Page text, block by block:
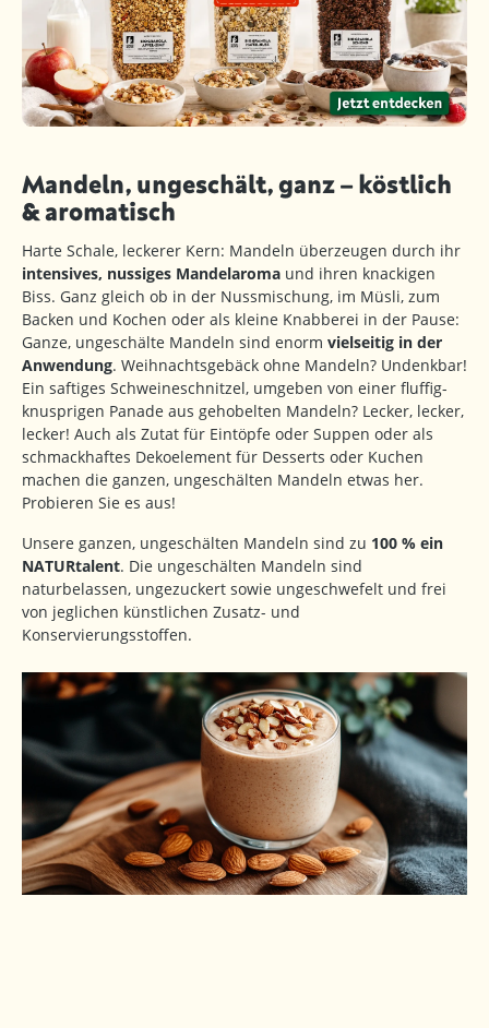
Mandeln, ungeschält, ganz – köstlich
& aromatisch
Harte Schale, leckerer Kern: Mandeln überzeugen durch ihr
intensives, nussiges Mandelaroma und ihren knackigen
Biss. Ganz gleich ob in der Nussmischung, im Müsli, zum
Backen und Kochen oder als kleine Knabberei in der Pause:
Ganze, ungeschälte Mandeln sind enorm vielseitig in der
Anwendung. Weihnachtsgebäck ohne Mandeln? Undenkbar!
Ein saftiges Schweineschnitzel, umgeben von einer fluffig-
knusprigen Panade aus gehobelten Mandeln? Lecker, lecker,
lecker! Auch als Zutat für Eintöpfe oder Suppen oder als
schmackhaftes Dekoelement für Desserts oder Kuchen
machen die ganzen, ungeschälten Mandeln etwas her.
Probieren Sie es aus!
Unsere ganzen, ungeschälten Mandeln sind zu 100 % ein
NATURtalent. Die ungeschälten Mandeln sind
naturbelassen, ungezuckert sowie ungeschwefelt und frei
von jeglichen künstlichen Zusatz- und
Konservierungsstoffen.